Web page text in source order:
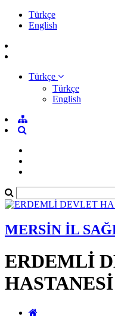
Türkçe
English
Türkçe
Türkçe
English
MERSİN İL
ERDEMLİ
HASTANESİ